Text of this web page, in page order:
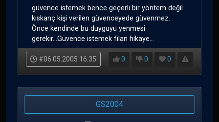
güvence istemek bence geçerli bir yöntem değil.
kıskanç kişi verilen güvenceyede güvenmez.
Önce kendinde bu duyguyu yenmesi
gerekir...Güvence istemek filan hikaye...
#06.05.2005 16:35 0 0 0
GS2004